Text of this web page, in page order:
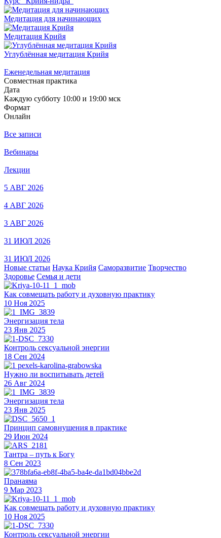
Медитация для начинающих
Медитация Крийя
Углублённая медитация Крийя
Еженедельная медитация
Совместная практика
Дата
Каждую субботу 10:00 и 19:00 мск
Формат
Онлайн
Все записи
Вебинары
Лекции
5 АВГ 2026
4 АВГ 2026
3 АВГ 2026
31 ИЮЛ 2026
31 ИЮЛ 2026
Новые статьи Наука Крийя Саморазвитие Творчество
Здоровье Семья и дети
Как совмещать работу и духовную практику
10 Ноя 2025
Энергизация тела
23 Янв 2025
Контроль сексуальной энергии
18 Сен 2024
Нужно ли воспитывать детей
26 Авг 2024
Энергизация тела
23 Янв 2025
Принцип самовнушения в практике
29 Июн 2024
Тантра – путь к Богу
8 Сен 2023
Пранаяма
9 Мар 2023
Как совмещать работу и духовную практику
10 Ноя 2025
Контроль сексуальной энергии